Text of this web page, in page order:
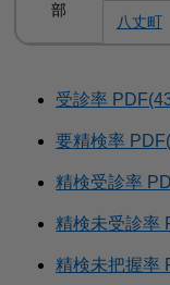
部
八丈町
受診率
要精検率
精検受診率
精検未受診率
精検未把握率